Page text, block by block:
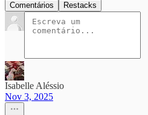
Comentários Restacks
Isabelle Aléssio
Nov 3, 2025